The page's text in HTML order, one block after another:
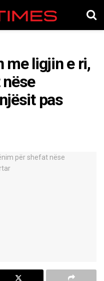
me ligjin e ri,
pas